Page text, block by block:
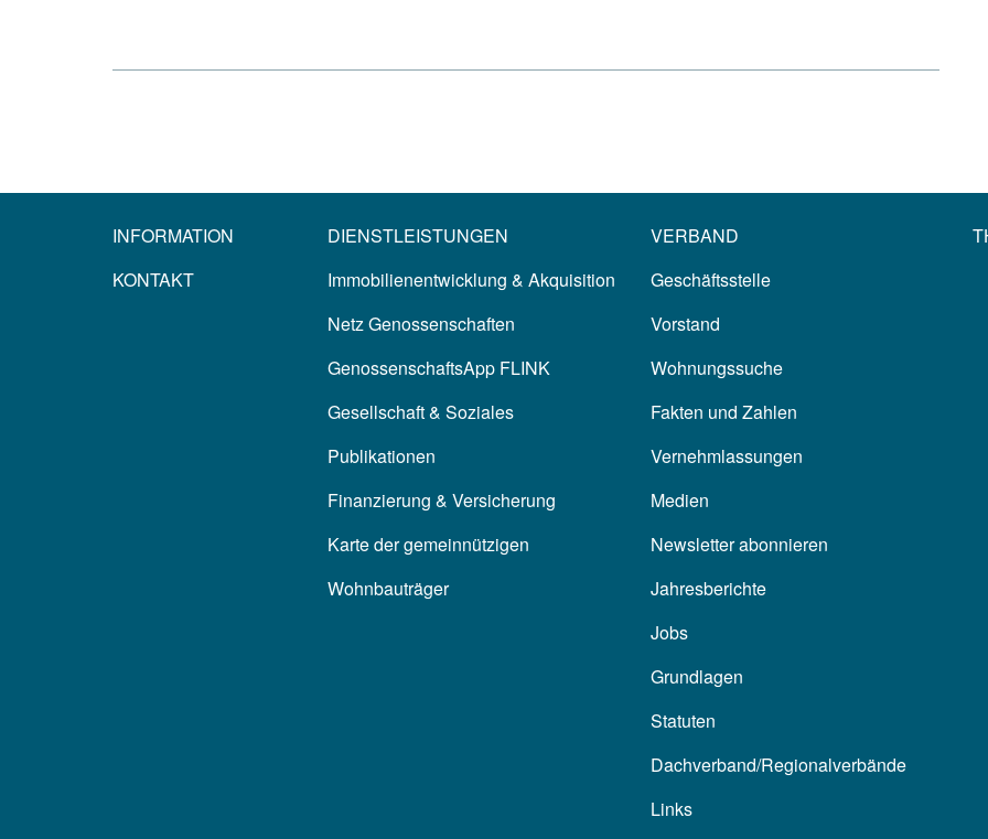
INFORMATION
KONTAKT
DIENSTLEISTUNGEN
Immobilienentwicklung & Akquisition
Netz Genossenschaften
GenossenschaftsApp FLINK
Gesellschaft & Soziales
Publikationen
Finanzierung & Versicherung
Karte der gemeinnützigen
Wohnbauträger
VERBAND
Geschäftsstelle
Vorstand
Wohnungssuche
Fakten und Zahlen
Vernehmlassungen
Medien
Newsletter abonnieren
Jahresberichte
Jobs
Grundlagen
Statuten
Dachverband/Regionalverbände
Links